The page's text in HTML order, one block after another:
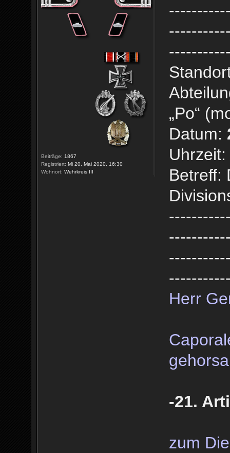
Beiträge: 1867
Registriert: Mi 20. Mai 2020, 16:30
Wohnort: Wehrkreis III
„Po“
Datum:
Betreff:
Herr
-21.
zum